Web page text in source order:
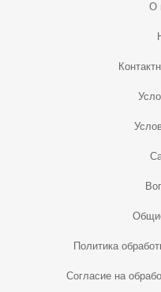
О
Политика
Согласие на